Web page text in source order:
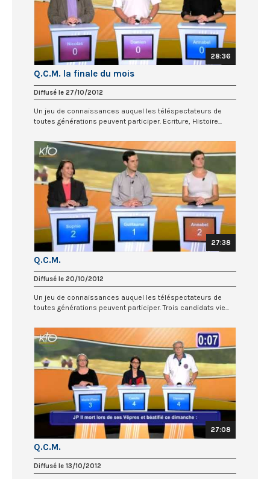
28:36
Q.C.M. la finale du mois
Diffusé le 27/10/2012
Un jeu de connaissances auquel les téléspectateurs de
toutes générations peuvent participer. Ecriture, Histoire...
27:38
Q.C.M.
Diffusé le 20/10/2012
Un jeu de connaissances auquel les téléspectateurs de
toutes générations peuvent participer. Trois candidats vie...
27:08
Q.C.M.
Diffusé le 13/10/2012